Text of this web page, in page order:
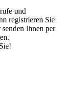
und
registrieren Sie
Ihnen per